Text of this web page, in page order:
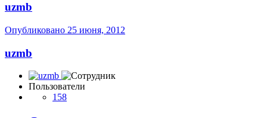
uzmb
Опубликовано 25 июня, 2012
uzmb
Пользователи
158